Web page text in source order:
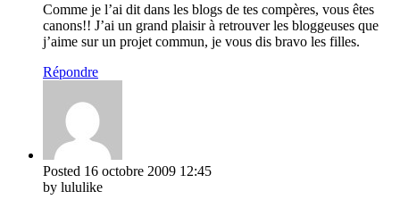
Comme je l’ai dit dans les blogs de tes compères, vous êtes
canons!! J’ai un grand plaisir à retrouver les bloggeuses que
j’aime sur un projet commun, je vous dis bravo les filles.
Répondre
Posted 16 octobre 2009 12:45
by lululike